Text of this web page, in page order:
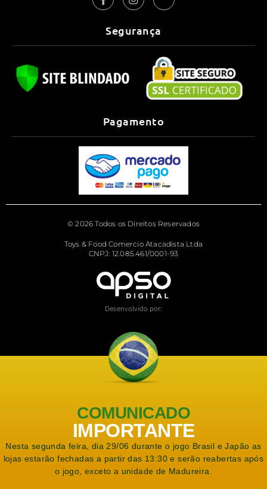
Segurança
Pagamento
© 2026 Todos os Direitos Reservados
Toys & Food Comercio Atacadista Ltda
CNPJ: 12.085.461/0001-93
Desenvolvido por:
COMUNICADO
IMPORTANTE
Nesta segunda feira, dia 29/06 durante o jogo Brasil e Japão as
lojas estarão fechadas a partir das 13:30 e serão reabertas após
o jogo, exceto a unidade de Madureira.